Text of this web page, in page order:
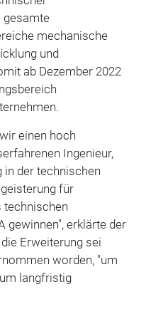
gesamte
mechanische
und
ab Dezember 2022
einen hoch
Ingenieur,
in der technischen
für
technischen
gewinnen", erklärte der
Erweiterung sei
worden, "um
langfristig